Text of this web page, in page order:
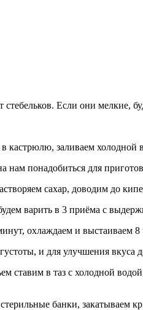
Если они мелкие,
кастрюлю, заливаем холодной
нам понадобиться для
сахар, доводим до
варить в 3 приёма с
охлаждаем и выстаиваем
и для улучшения вкуса
ставим в таз с холодной
банки, закатываем